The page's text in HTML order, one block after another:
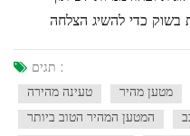
תגים :
טעינה מהירה
מטען מהיר
המטען המהיר הטוב ביותר